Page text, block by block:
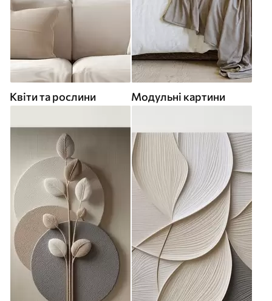
Квіти та рослини Модульні картини